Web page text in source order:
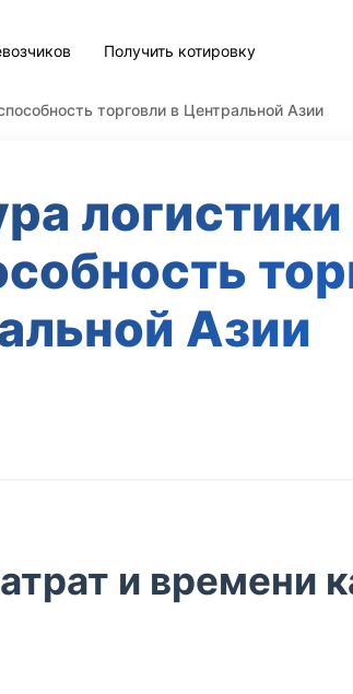
Получить котировку
торговли в Центральной Азии
Азии
и времени